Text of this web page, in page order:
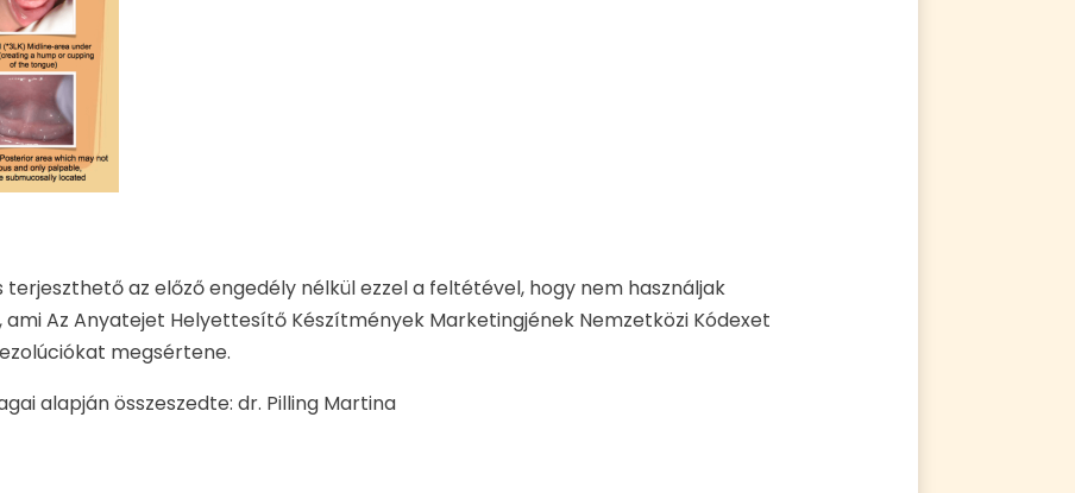
terjeszthető az előző engedély nélkül ezzel a feltétével, hogy nem használjak
Az Anyatejet Helyettesítő Készítmények Marketingjének Nemzetközi Kódexet
megsértene.
alapján összeszedte: dr. Pilling Martina